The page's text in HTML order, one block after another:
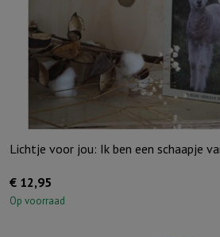
Lichtje voor jou: Ik ben een schaapje
€ 12,95
Op voorraad